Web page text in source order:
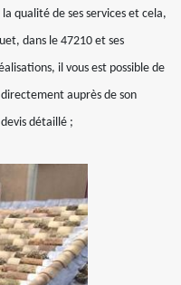
qualité de ses services et cela,
dans le 47210 et ses
il vous est possible de
auprès de son
détaillé ;